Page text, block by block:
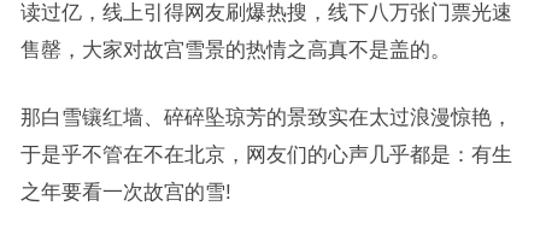
读过亿，线上引得网友刷爆热搜，线下八万张门票光速
售罄，大家对故宫雪景的热情之高真不是盖的。
那白雪镶红墙、碎碎坠琼芳的景致实在太过浪漫惊艳，
于是乎不管在不在北京，网友们的心声几乎都是：有生
之年要看一次故宫的雪!